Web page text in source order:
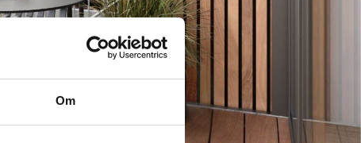
Om